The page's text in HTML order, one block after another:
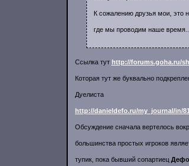
К сожалению друзья мои, это
где мы проводим наше
Ссылка тут http://forums.goha.ru/
Которая тут же буквально
Дуелиста
http://danieldefo.ru/my_journal/in/
Обсуждение сначала вертелось
большинства простых игроков
тупик, пока бывший сопартиец Дефо